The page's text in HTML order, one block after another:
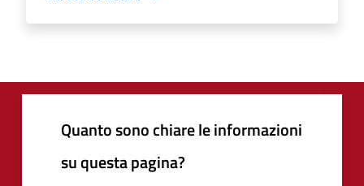
Quanto sono chiare le informazioni
su questa pagina?